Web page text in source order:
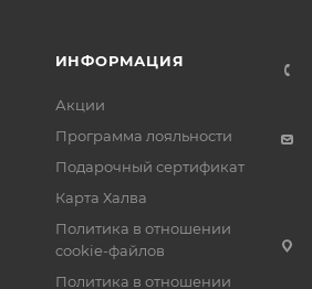
ИНФОРМАЦИЯ
Акции
Программа лояльности
Подарочный сертификат
Карта Халва
Политика в отношении
cookie-файлов
Политика в отношении